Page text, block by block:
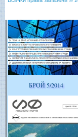
БРОЙ 5/2014